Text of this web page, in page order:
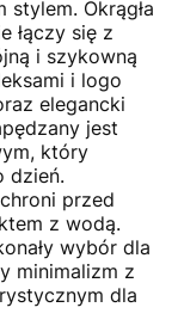
Okrągła
łączy się z
i szykowną
i logo
elegancki
jest
który
dzień.
przed
z wodą.
wybór dla
minimalizm z
dla